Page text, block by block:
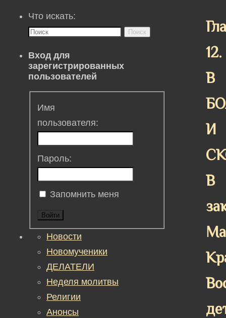
12.
В
И
В
Что искать:
Поиск
Вход для
зарегистрированных
пользователей
Имя
пользователя:
Пароль:
Запомнить меня
Войти
Новости
Новомученики
ДЕЛАТЕЛИ
Неделя молитвы
Религии
Анонсы